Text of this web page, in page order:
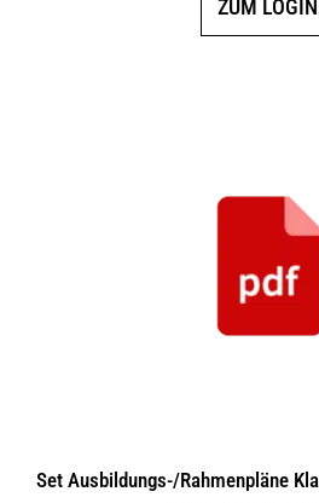
ZUM
Set Ausbildungs-/Rahmenpläne